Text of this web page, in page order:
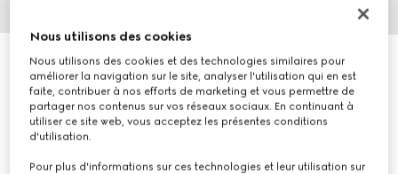
Polo avec finitions rayées
CA$2,950
Nous utilisons des cookies
Nous utilisons des cookies et des technologies similaires pour
améliorer la navigation sur le site, analyser l'utilisation qui en est
faite, contribuer à nos efforts de marketing et vous permettre de
partager nos contenus sur vos réseaux sociaux. En continuant à
utiliser ce site web, vous acceptez les présentes conditions
d'utilisation.
Pour plus d'informations sur ces technologies et leur utilisation sur